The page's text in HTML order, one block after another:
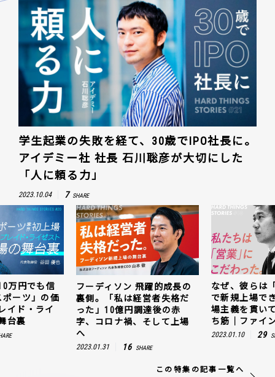
学生起業の失敗を経て、30歳でIPO社長に。
アイデミー社 社長 石川聡彦が大切にした
「人に頼る力」
2023.10.04 7 SHARE
万円でも信
ーツ」の価
イド・ライ
台裏
フーディソン 飛躍的成長の
裏側。「私は経営者失格だ
った」10億円調達後の赤
字、コロナ禍、そして上場
へ
2023.01.31 16 SHARE
なぜ、彼らは
で新規上場で
場主義を貫い
ち筋｜ファイ
2023.01.10 29
この特集の記事一覧へ